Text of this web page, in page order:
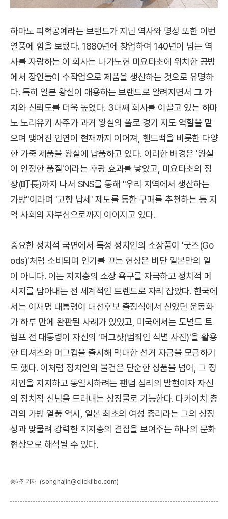
하마노 피혁공예라는 브랜드가 지닌 역사와 명성 또한 이번
열풍에 힘을 보탰다. 1880년에 창업하여 140년이 넘는 역
사를 자랑하는 이 회사는 나가노현 미요타초에 위치한 공방
에서 장인들이 수작업으로 제품을 생산하는 것으로 유명하
다. 특히 일본 왕실이 애용하는 브랜드로 알려지면서 그 가
치와 신뢰도를 더욱 높였다. 3대째 회사를 이끌고 있는 하마
노 노리유키 사주가 과거 왕실의 폴로 경기 지도 역할을 맡
으며 맺어진 인연이 현재까지 이어져, 핸드백을 비롯한 다양
한 가죽 제품을 왕실에 납품하고 있다. 이러한 배경은 '왕실
이 인정한 품질'이라는 후광 효과를 낳았고, 미요타초의 정
장(町長)까지 나서 SNS를 통해 "우리 지역에서 생산하는
가방"이라며 '고향 납세' 제도를 통한 구매를 추천하는 등 지
역 사회의 자부심으로까지 이어지고 있다.
중요한 정치적 국면에서 특정 정치인의 소장품이 '굿즈(Go
ods)'처럼 소비되며 인기를 끄는 현상은 비단 일본만의 일
이 아니다. 이는 지지층의 소장 욕구를 자극하고 정치적 메
시지를 담아내는 전 세계적인 트렌드로 자리 잡았다. 한국에
서는 이재명 대통령이 대선후보 출정식에서 신었던 운동화
가 하루 만에 완판된 사례가 있었고, 미국에서는 도널드 트
럼프 전 대통령이 자신의 '머그샷(범죄인 식별 사진)'을 활용
한 티셔츠와 머그컵을 출시해 막대한 선거 자금을 모금하기
도 했다. 이처럼 정치인의 물건은 단순한 상품을 넘어, 그 정
치인을 지지하고 동일시하려는 팬덤 심리의 발현이자 자신
의 정치적 신념을 드러내는 상징물로 기능한다. 다카이치 총
리의 가방 열풍 역시, 일본 최초의 여성 총리라는 그의 상징
성과 맞물려 강력한 지지층의 결집을 보여주는 하나의 문화
현상으로 해석될 수 있다.
송하진 기자 (songhajin@clickilbo.com)